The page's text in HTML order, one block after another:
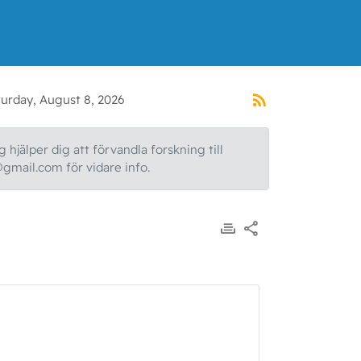
August 8, 2026
hjälper dig att förvandla forskning till
för vidare info.